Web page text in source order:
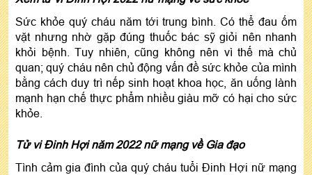
Sức khỏe quý cháu năm tới trung bình. Có thể đau ốm
vặt nhưng nhờ gặp đúng thuốc bác sỹ giỏi nên nhanh
khỏi bệnh. Tuy nhiên, cũng không nên vì thế mà chủ
quan; quý cháu nên chủ động vấn đề sức khỏe của mình
bằng cách duy trì nếp sinh hoạt khoa học, ăn uống lành
mạnh hạn chế thực phẩm nhiều giàu mỡ có hại cho sức
khỏe.
Tử vi Đinh Hợi năm 2022 nữ mạng về Gia đạo
Tình cảm gia đình của quý cháu tuổi Đinh Hợi nữ mạng